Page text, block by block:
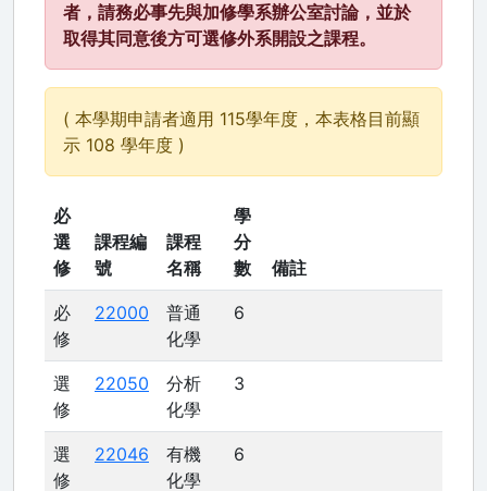
者，請務必事先與加修學系辦公室討論，並於
取得其同意後方可選修外系開設之課程。
( 本學期申請者適用 115學年度，本表格目前顯
示 108 學年度 )
必
選
修
課程編
號
課程
名稱
學
分
數
備註
必
修
22000
普通
化學
6
選
修
22050
分析
化學
3
選
修
22046
有機
化學
6